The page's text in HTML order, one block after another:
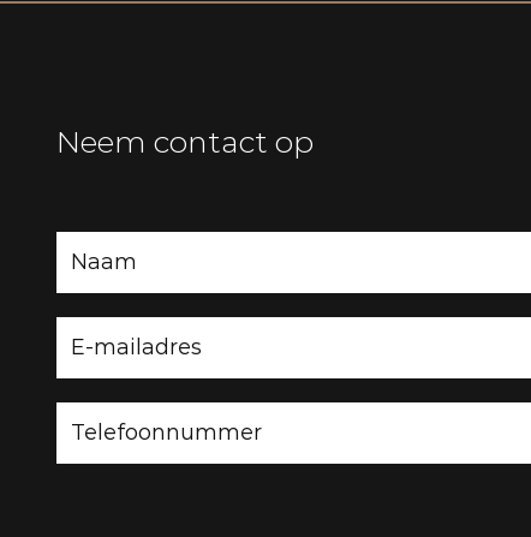
Neem contact op